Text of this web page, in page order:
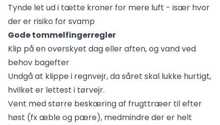
Tynde let ud i tætte kroner for mere luft - især hvor
der er risiko for svamp
Gode tommelfingerregler
Klip på en overskyet dag eller aften, og vand ved
behov bagefter
Undgå at klippe i regnvejr, da såret skal lukke hurtigt,
hvilket er lettest i tørvejr.
Vent med større beskæring af frugttræer til efter
høst (fx æble og pære), medmindre der er helt